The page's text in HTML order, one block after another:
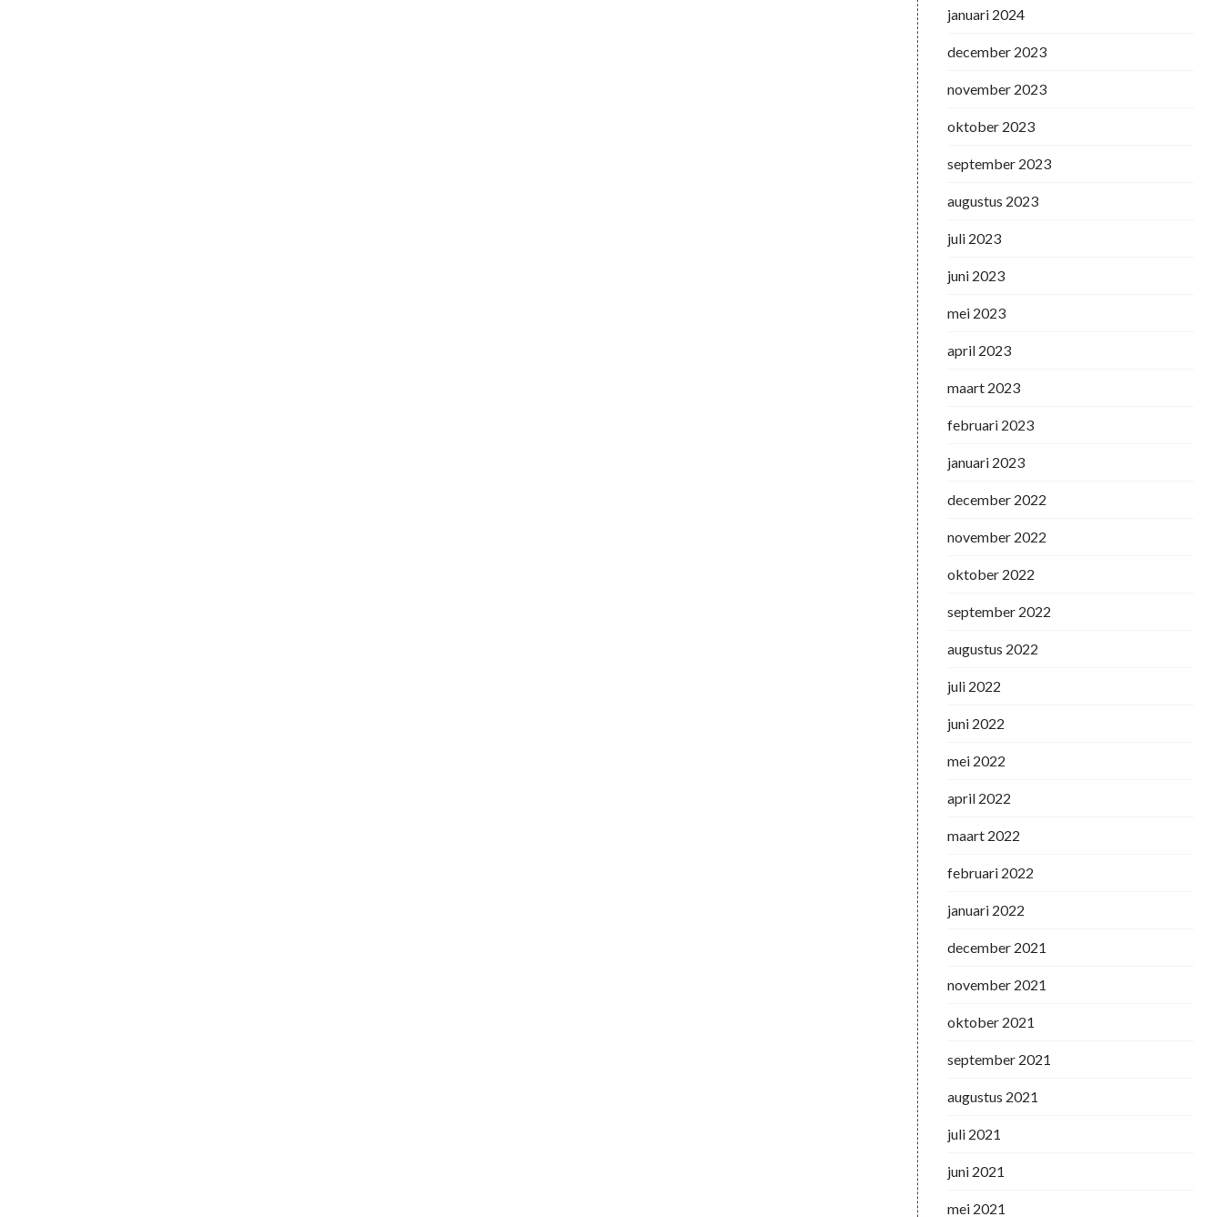
januari 2024
december 2023
november 2023
oktober 2023
september 2023
augustus 2023
juli 2023
juni 2023
mei 2023
april 2023
maart 2023
februari 2023
januari 2023
december 2022
november 2022
oktober 2022
september 2022
augustus 2022
juli 2022
juni 2022
mei 2022
april 2022
maart 2022
februari 2022
januari 2022
december 2021
november 2021
oktober 2021
september 2021
augustus 2021
juli 2021
juni 2021
mei 2021